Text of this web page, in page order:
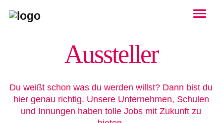
Aussteller
Du weißt schon was du werden willst? Dann bist du
hier genau richtig. Unsere Unternehmen, Schulen
und Innungen haben tolle Jobs mit Zukunft zu